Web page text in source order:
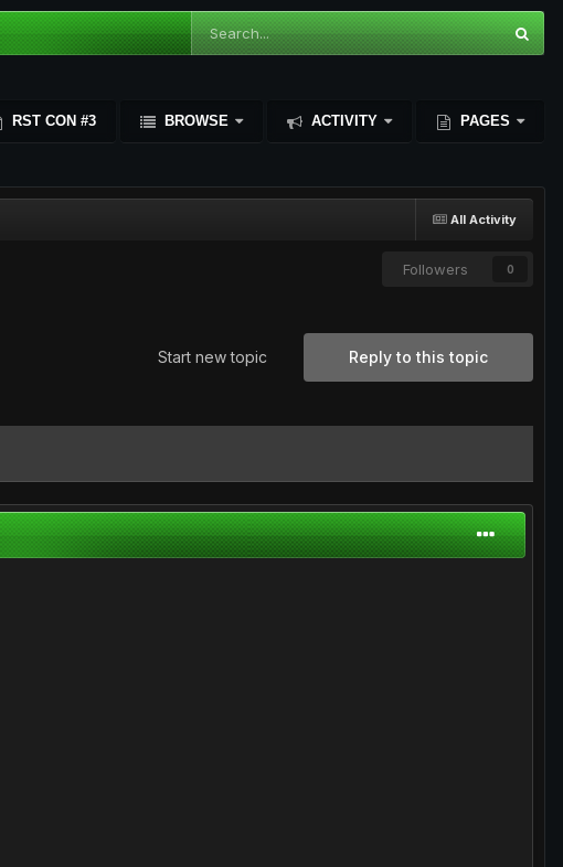
RST CON #3 BROWSE ACTIVITY PAGES
All Activity
Followers 0
Reply to this topic
Start new topic